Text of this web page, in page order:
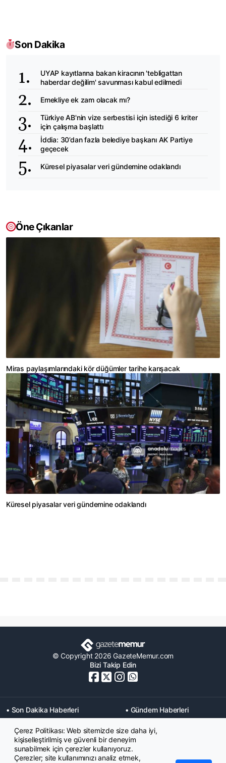
Son Dakika
UYAP kayıtlarına bakan kiracının 'tebligattan
haberdar değilim' savunması kabul edilmedi
Emekliye ek zam olacak mı?
Türkiye AB'nin vize serbestisi için istediği 6 kriter
için çalışma başlattı
İddia: 30’dan fazla belediye başkanı AK Partiye
geçecek
Küresel piyasalar veri gündemine odaklandı
Öne Çıkanlar
Miras paylaşımlarındaki kör düğümler tarihe karışacak
Küresel piyasalar veri gündemine odaklandı
© Copyright 2026 GazeteMemur.com
Bizi Takip Edin
• Son Dakika Haberleri
• Gündem Haberleri
• Memurlar Haberleri
• KPSS Haberleri
• Ekonomi Haberleri
• Eğitim Haberleri
• Yaşam Haberleri
• Maaş Verileri Haberleri
• Mahkeme Kararları
Çerez Politikası: Web sitemizde size daha iyi,
kişiselleştirilmiş ve güvenli bir deneyim
sunabilmek için çerezler kullanıyoruz.
Çerezler; site kullanımınızı analiz etmek,